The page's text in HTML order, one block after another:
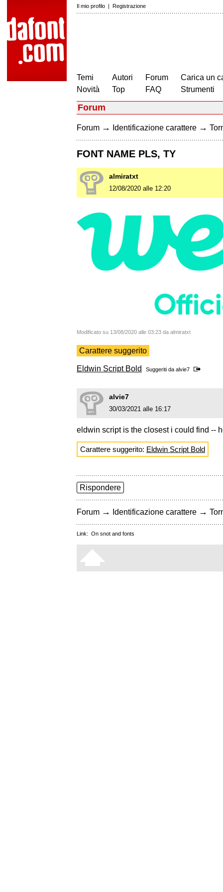
Il mio profilo | Registrazione
Temi
Novità
Autori
Top
Forum
FAQ
Carica un
Strumenti
Forum
Forum → Identificazione carattere →
FONT NAME PLS, TY
almiratxt
12/08/2020 alle 12:20
Modificato su 13/08/2020 alle 03:23 da almiratxt
Carattere suggerito
Eldwin Script Bold Suggeriti da alvie7
alvie7
30/03/2021 alle 16:17
eldwin script is the closest i could find --
Carattere suggerito: Eldwin Script Bold
Rispondere
Forum → Identificazione carattere →
Link: On snot and fonts